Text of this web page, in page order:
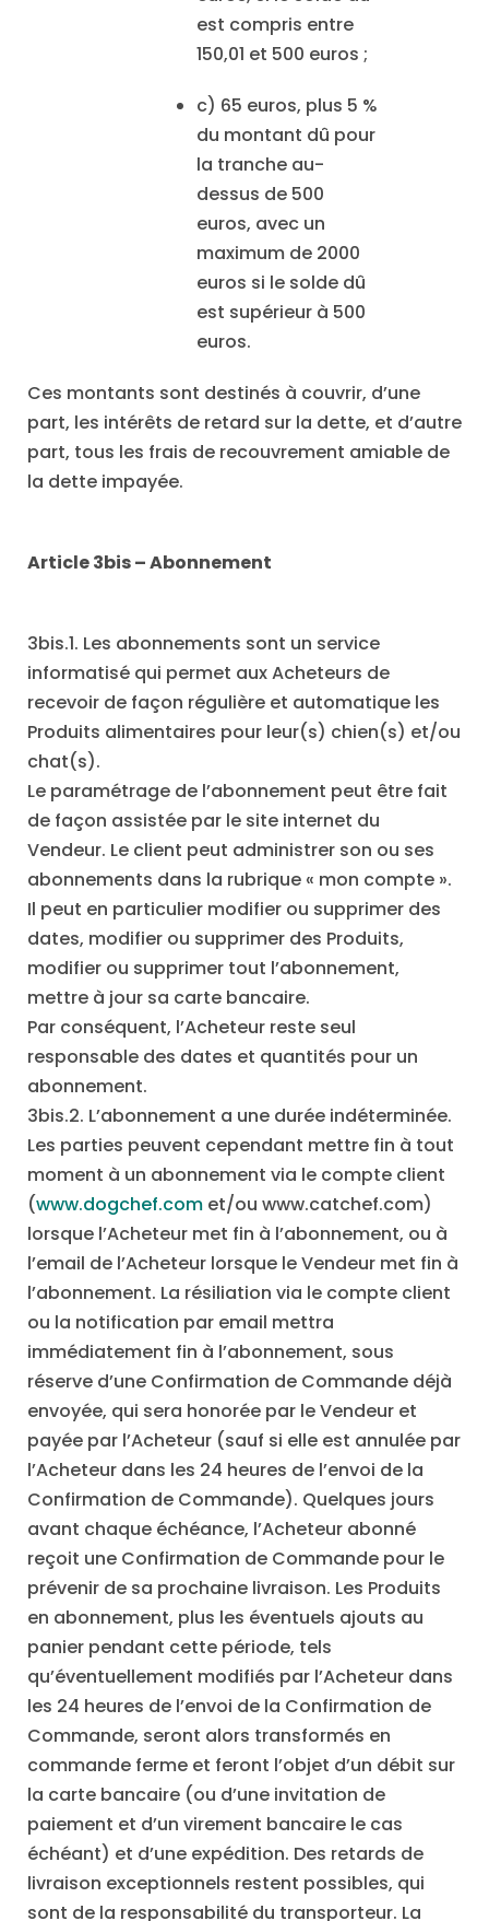
est compris entre
150,01 et 500 euros ;
c) 65 euros, plus 5 %
du montant dû pour
la tranche au-
dessus de 500
euros, avec un
maximum de 2000
euros si le solde dû
est supérieur à 500
euros.
Ces montants sont destinés à couvrir, d’une
part, les intérêts de retard sur la dette, et d’autre
part, tous les frais de recouvrement amiable de
la dette impayée.
Article 3bis–Abonnement
3bis.1. Les abonnements sont un service
informatisé qui permet aux Acheteurs de
recevoir de façon régulière et automatique les
Produits alimentaires pour leur(s) chien(s) et/ou
chat(s).
Le paramétrage de l’abonnement peut être fait
de façon assistée par le site internet du
Vendeur. Le client peut administrer son ou ses
abonnements dans la rubrique « mon compte ».
Il peut en particulier modifier ou supprimer des
dates, modifier ou supprimer des Produits,
modifier ou supprimer tout l’abonnement,
mettre à jour sa carte bancaire.
Par conséquent, l’Acheteur reste seul
responsable des dates et quantités pour un
abonnement.
3bis.2. L’abonnement a une durée indéterminée.
Les parties peuvent cependant mettre fin à tout
moment à un abonnement via le compte client
(www.dogchef.com et/ou www.catchef.com)
lorsque l’Acheteur met fin à l’abonnement, ou à
l’email de l’Acheteur lorsque le Vendeur met fin à
l’abonnement. La résiliation via le compte client
ou la notification par email mettra
immédiatement fin à l’abonnement, sous
réserve d’une Confirmation de Commande déjà
envoyée, qui sera honorée par le Vendeur et
payée par l’Acheteur (sauf si elle est annulée par
l’Acheteur dans les 24 heures de l’envoi de la
Confirmation de Commande). Quelques jours
avant chaque échéance, l’Acheteur abonné
reçoit une Confirmation de Commande pour le
prévenir de sa prochaine livraison. Les Produits
en abonnement, plus les éventuels ajouts au
panier pendant cette période, tels
qu’éventuellement modifiés par l’Acheteur dans
les 24 heures de l’envoi de la Confirmation de
Commande, seront alors transformés en
commande ferme et feront l’objet d’un débit sur
la carte bancaire (ou d’une invitation de
paiement et d’un virement bancaire le cas
échéant) et d’une expédition. Des retards de
livraison exceptionnels restent possibles, qui
sont de la responsabilité du transporteur. La